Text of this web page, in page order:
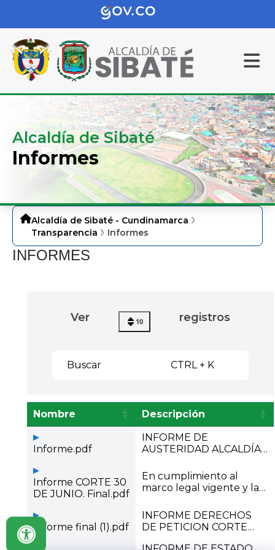
Alcaldía de Sibaté
Informes
Alcaldía de Sibaté - Cundinamarca
Transparencia
Informes
​​INFORMES
Ver 10 registros
Buscar CTRL + K
Nombre Descripción
Informe.pdf
INFORME DE
AUSTERIDAD ALCALDÍA
JULIO – SEPTIEMBRE
2025
Informe CORTE 30
DE JUNIO. Final.pdf
En cumplimiento al
marco legal vigente y las
el Departamento
Administrativo de la
Función Pública en
materia de Austeridad y
Informe final (1).pdf
INFORME DERECHOS
DE PETICION CORTE